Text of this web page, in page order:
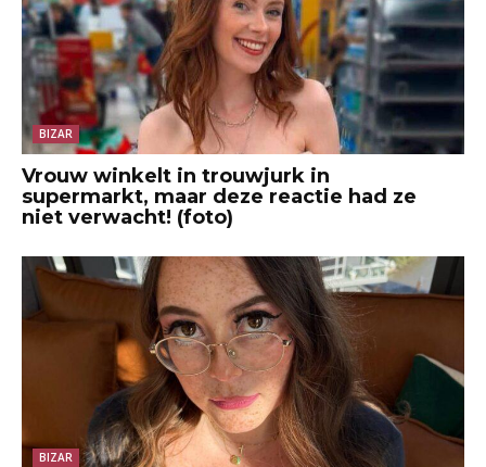
BIZAR
Vrouw winkelt in trouwjurk in
supermarkt, maar deze reactie had ze
niet verwacht! (foto)
BIZAR